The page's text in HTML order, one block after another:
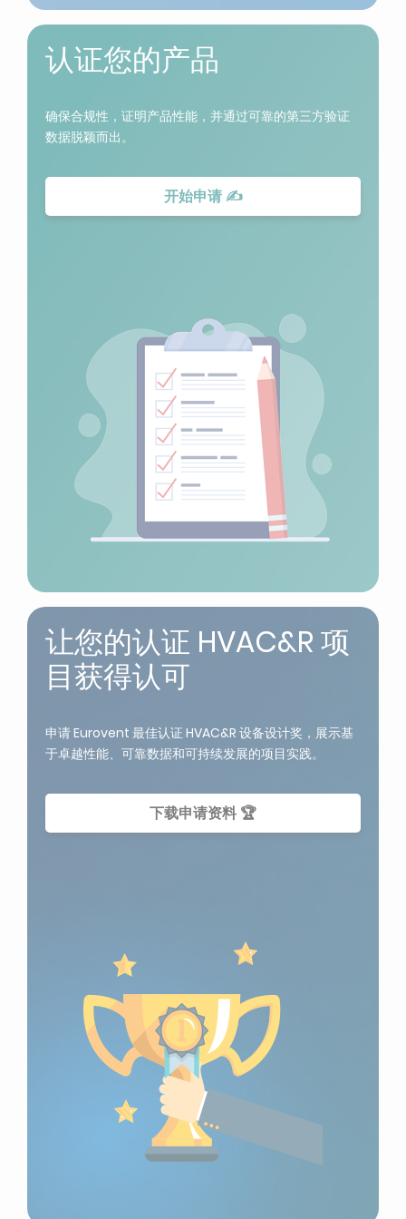
认证您的产品
确保合规性，证明产品性能，并通过可靠的第三方验证
数据脱颖而出。
开始申请 ✍
让您的认证 HVAC&R 项
目获得认可
申请 Eurovent 最佳认证 HVAC&R 设备设计奖，展示基
于卓越性能、可靠数据和可持续发展的项目实践。
下载申请资料 🏆